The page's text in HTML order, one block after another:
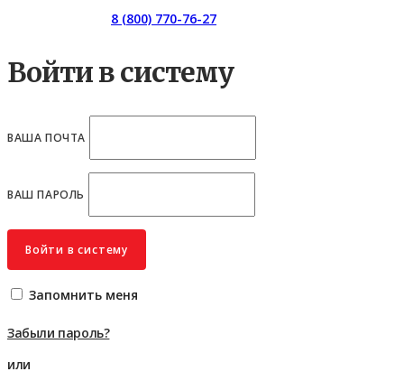
8 (800) 770-76-27
Войти в систему
ВАША ПОЧТА
ВАШ ПАРОЛЬ
Войти в систему
Запомнить меня
Забыли пароль?
или